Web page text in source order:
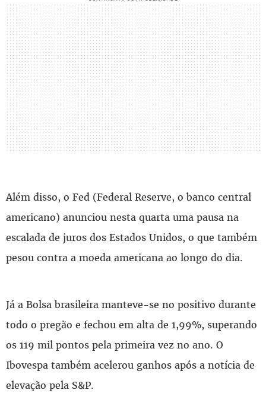
Além disso, o Fed (Federal Reserve, o banco central
americano) anunciou nesta quarta uma pausa na
escalada de juros dos Estados Unidos, o que também
pesou contra a moeda americana ao longo do dia.
Já a Bolsa brasileira manteve-se no positivo durante
todo o pregão e fechou em alta de 1,99%, superando
os 119 mil pontos pela primeira vez no ano. O
Ibovespa também acelerou ganhos após a notícia de
elevação pela S&P.